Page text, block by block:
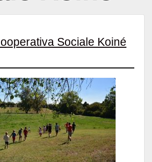
Sociale Koiné